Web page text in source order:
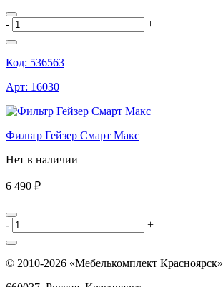
- +
Код: 536563
Арт: 16030
Фильтр Гейзер Смарт Макс
Нет в наличии
6 490 ₽
- +
© 2010-2026 «Мебелькомплект Красноярск»